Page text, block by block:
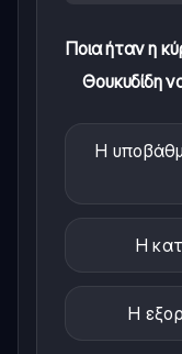
Ποια ήταν η
Θουκυδίδη
Η
Η
Η